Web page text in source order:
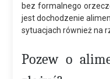
bez formalnego
jest dochodzenie
sytuacjach również na
Pozew o